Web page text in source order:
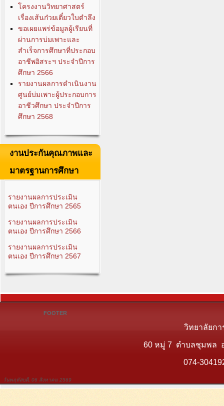
โครงงานวิทยาศาสตร์
เรื่องเส้นก๋วยเตี๋ยวใบตำลึง
ขอเผยแพร่ข้อมูลผู้เรียนที่
ผ่านการบ่มเพาะและ
สำเร็จการศึกษาที่ประกอบ
อาชีพอิสระฯ ประจำปีการ
ศึกษา 2566
รายงานผลการดำเนินงาน
ศูนย์บ่มเพาะผู้ประกอบการ
อาชีวศึกษา ประจำปีการ
ศึกษา 2568
งานประกันคุณภาพและ
มาตรฐานการศึกษา
รายงานผลการประเมิน
ตนเอง ปีการศึกษา 2565
รายงานผลการประเมิน
ตนเอง ปีการศึกษา 2566
รายงานผลการประเมิน
ตนเอง ปีการศึกษา 2567
FOOTER
วิทยาลัยกา
60 หมู่ 7 ตำบลชุมพล อ
074-
วันพฤหัสบดี, 06 สิงหาคม 2569